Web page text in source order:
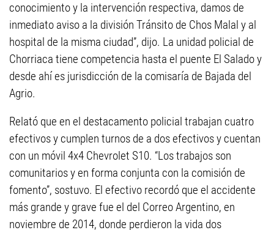
conocimiento y la intervención respectiva, damos de
inmediato aviso a la división Tránsito de Chos Malal y al
hospital de la misma ciudad”, dijo. La unidad policial de
Chorriaca tiene competencia hasta el puente El Salado y
desde ahí es jurisdicción de la comisaría de Bajada del
Agrio.
Relató que en el destacamento policial trabajan cuatro
efectivos y cumplen turnos de a dos efectivos y cuentan
con un móvil 4x4 Chevrolet S10. “Los trabajos son
comunitarios y en forma conjunta con la comisión de
fomento”, sostuvo. El efectivo recordó que el accidente
más grande y grave fue el del Correo Argentino, en
noviembre de 2014, donde perdieron la vida dos